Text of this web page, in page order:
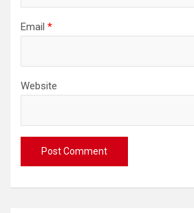
Email *
Website